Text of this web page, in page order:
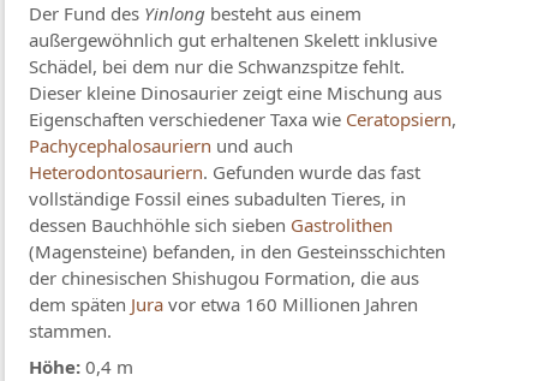
Der Fund des Yinlong besteht aus einem
außergewöhnlich gut erhaltenen Skelett inklusive
Schädel, bei dem nur die Schwanzspitze fehlt.
Dieser kleine Dinosaurier zeigt eine Mischung aus
Eigenschaften verschiedener Taxa wie Ceratopsiern,
Pachycephalosauriern und auch
Heterodontosauriern. Gefunden wurde das fast
vollständige Fossil eines subadulten Tieres, in
dessen Bauchhöhle sich sieben Gastrolithen
(Magensteine) befanden, in den Gesteinsschichten
der chinesischen Shishugou Formation, die aus
dem späten Jura vor etwa 160 Millionen Jahren
stammen.
Höhe:0,4 m